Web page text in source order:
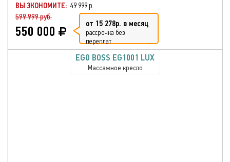
ВЫ ЭКОНОМИТЕ: 49 999 р.
599 999 руб.
550 000 от 15 278р. в месяц
рассрочка без
переплат
EGO BOSS EG1001 LUX
Массажное кресло